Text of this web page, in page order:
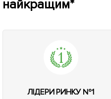
найкращим*
ЛІДЕРИ РИНКУ №1